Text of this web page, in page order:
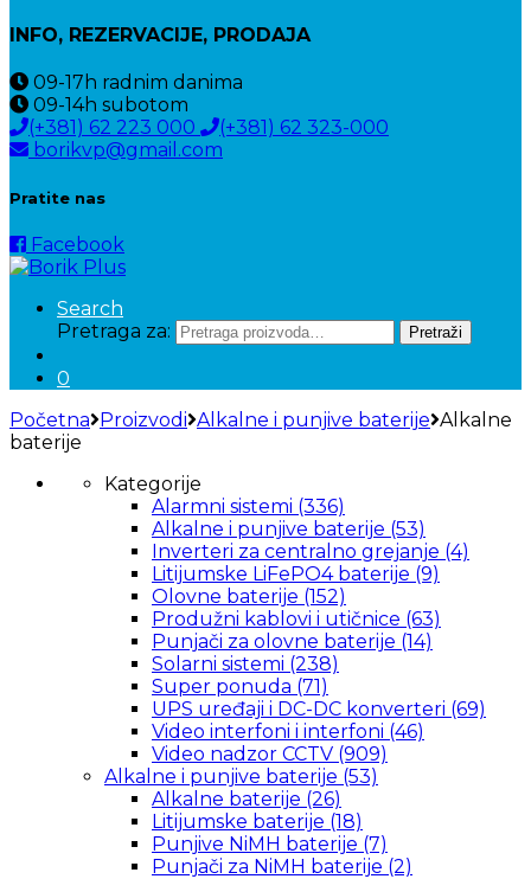
INFO, REZERVACIJE, PRODAJA
09-17h radnim danima
09-14h subotom
(+381) 62 223 000
(+381) 62 323-000
borikvp@gmail.com
Pratite nas
Facebook
Search
Pretraga za:
Pretraži
0
Početna Proizvodi Alkalne i punjive baterije Alkalne
baterije
Kategorije
Alarmni sistemi (336)
Alkalne i punjive baterije (53)
Inverteri za centralno grejanje (4)
Litijumske LiFePO4 baterije (9)
Olovne baterije (152)
Produžni kablovi i utičnice (63)
Punjači za olovne baterije (14)
Solarni sistemi (238)
Super ponuda (71)
UPS uređaji i DC-DC konverteri (69)
Video interfoni i interfoni (46)
Video nadzor CCTV (909)
Alkalne i punjive baterije (53)
Alkalne baterije (26)
Litijumske baterije (18)
Punjive NiMH baterije (7)
Punjači za NiMH baterije (2)